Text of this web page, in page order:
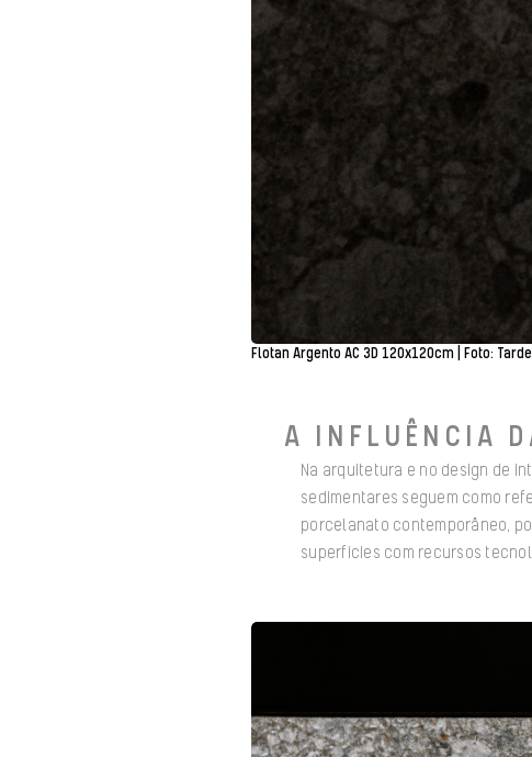
Flotan Argento AC 3D 120x120cm | Foto:
A INFLUÊNCIA
Na arquitetura e no design de
sedimentares seguem como
porcelanato contemporâneo,
superfícies com recursos